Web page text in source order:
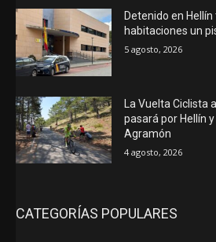
Detenido en
habitaciones un
5 agosto, 2026
La Vuelta Ciclista
pasará por Hellín
Agramón
4 agosto, 2026
CATEGORÍAS POPULARES